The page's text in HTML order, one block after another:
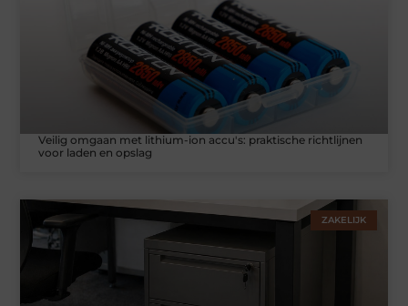
Veilig omgaan met lithium-ion accu's: praktische richtlijnen
voor laden en opslag
ZAKELIJK